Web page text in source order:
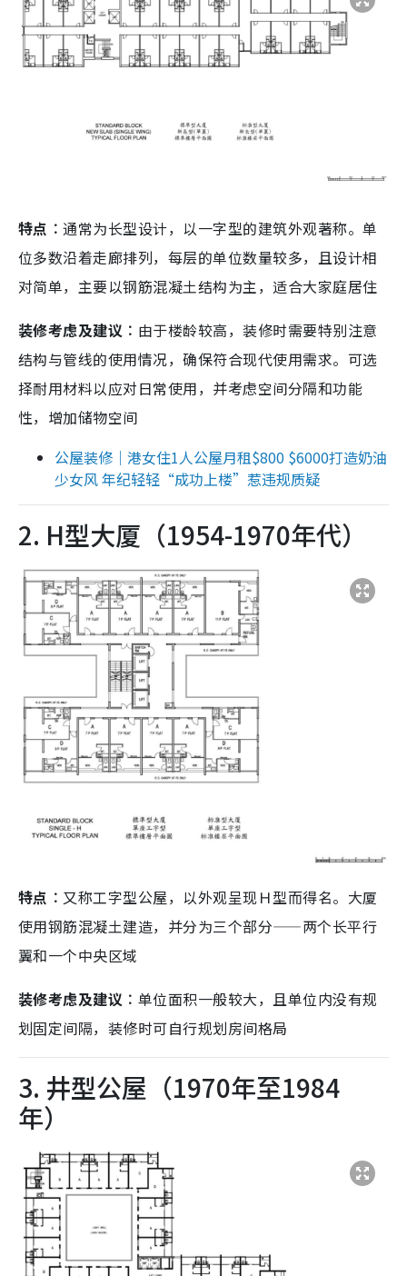
特点︰通常为长型设计，以一字型的建筑外观著称。单
位多数沿着走廊排列，每层的单位数量较多，且设计相
对简单，主要以钢筋混凝土结构为主，适合大家庭居住
装修考虑及建议︰ 由于楼龄较高，装修时需要特别注意
结构与管线的使用情况，确保符合现代使用需求。可选
择耐用材料以应对日常使用，并考虑空间分隔和功能
性，增加储物空间
公屋装修｜港女住1人公屋月租$800 $6000打造奶油
少女风 年纪轻轻“成功上楼”惹违规质疑
2. H型大厦（1954-1970年代）
特点︰ 又称工字型公屋，以外观呈现Ｈ型而得名。大厦
使用钢筋混凝土建造，并分为三个部分——两个长平行
翼和一个中央区域
装修考虑及建议︰ 单位面积一般较大，且单位内没有规
划固定间隔，装修时可自行规划房间格局
3. 井型公屋（1970年至1984
年）